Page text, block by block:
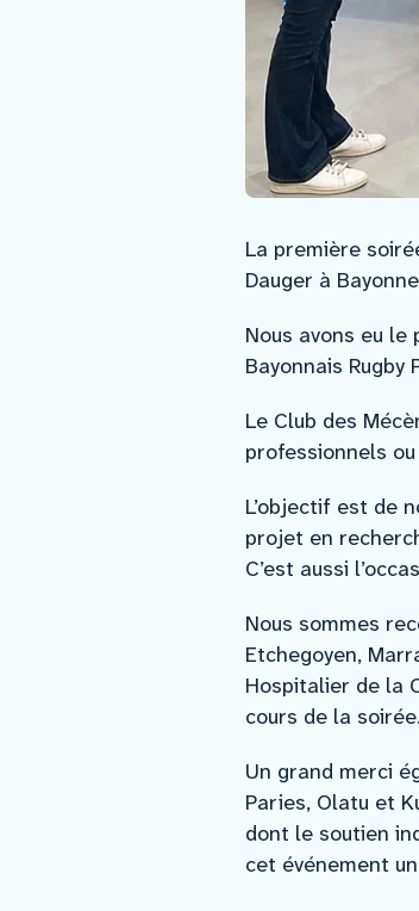
La première
Dauger à
Nous avons eu
Bayonnais Rugby
Le Club des
professionnels
L’objectif est de
projet en
C’est aussi
Nous sommes
Etchegoyen,
Hospitalier de la
cours de la soirée.
Un grand merci
Paries, Olatu et
dont le soutien
cet événement